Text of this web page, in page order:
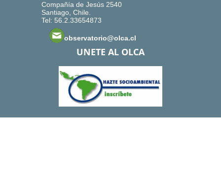
Compañía de Jesús 2540
Santiago, Chile.
Tel: 56.2.33654873
observatorio@olca.cl
UNETE AL OLCA